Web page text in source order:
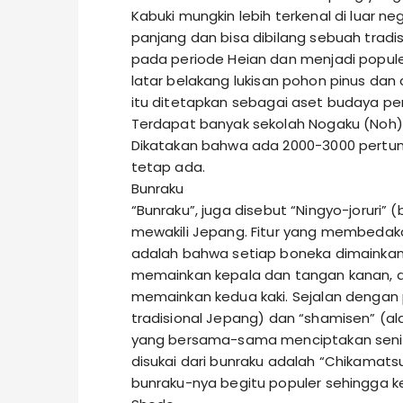
Kabuki mungkin lebih terkenal di luar
panjang dan bisa dibilang sebuah
pada periode Heian dan menjadi
latar belakang lukisan pohon pinus
itu ditetapkan sebagai aset budaya
Terdapat banyak sekolah Nogaku
Dikatakan bahwa ada 2000-3000
tetap ada.
Bunraku
“Bunraku”, juga disebut “Ningyo-
mewakili Jepang. Fitur yang
adalah bahwa setiap boneka
memainkan kepala dan tangan kanan,
memainkan kedua kaki. Sejalan
tradisional Jepang) dan “shamisen”
yang bersama-sama menciptakan
disukai dari bunraku adalah
bunraku-nya begitu populer sehingga